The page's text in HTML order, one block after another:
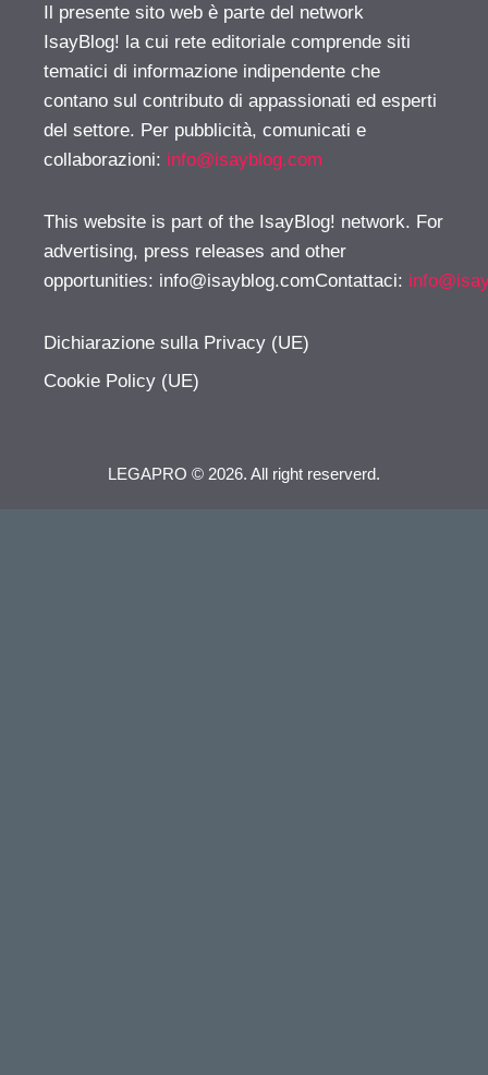
Il presente sito web è parte del network
IsayBlog! la cui rete editoriale comprende siti
tematici di informazione indipendente che
contano sul contributo di appassionati ed esperti
del settore. Per pubblicità, comunicati e
collaborazioni: info@isayblog.com
This website is part of the IsayBlog! network. For
advertising, press releases and other
opportunities: info@isayblog.comContattaci:
Dichiarazione sulla Privacy (UE)
Cookie Policy (UE)
LEGAPRO © 2026. All right reserverd.